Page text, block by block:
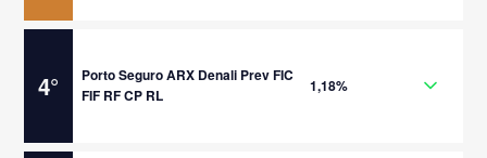
4°
Porto Seguro ARX Denali Prev FIC
FIF RF CP RL
1,18%